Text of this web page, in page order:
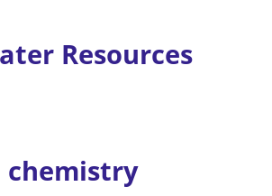
Resources
chemistry